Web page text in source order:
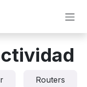
Routers